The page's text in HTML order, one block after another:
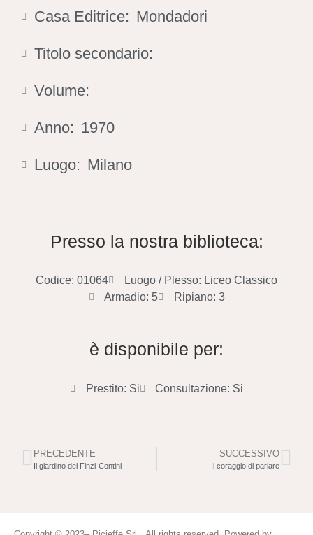
Casa Editrice: Mondadori
Titolo secondario:
Volume:
Anno: 1970
Luogo: Milano
Presso la nostra biblioteca:
Codice: 01064
Luogo / Plesso: Liceo Classico
Armadio: 5
Ripiano: 3
è disponibile per:
Prestito: Si Consultazione: Si
PRECEDENTE
Il giardino dei Finzi-Contini
SUCCESSIVO
Il coraggio di parlare